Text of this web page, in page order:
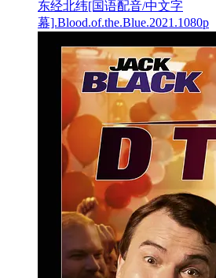
东经北纬[国语配音/中文字
幕].Blood.of.the.Blue.2021.1080p